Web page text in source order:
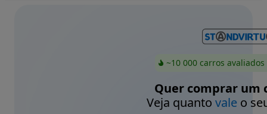
~10 000 carros
Quer comprar um
Veja quanto valeo